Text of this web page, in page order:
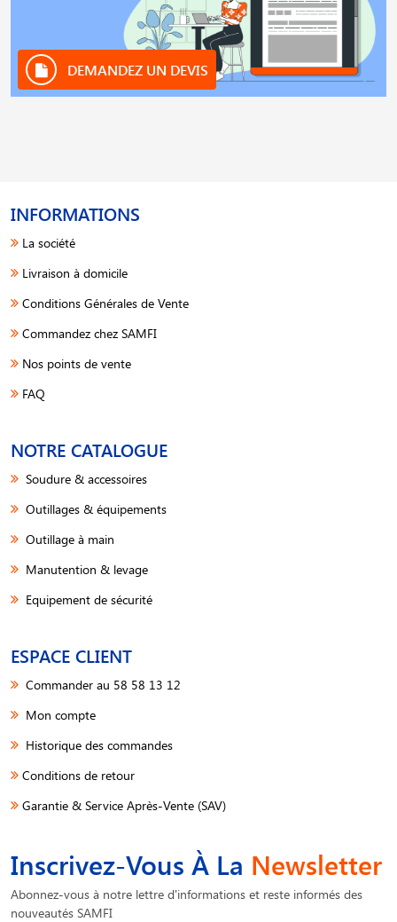
DEMANDEZ UN DEVIS
INFORMATIONS
La société
Livraison à domicile
Conditions Générales de Vente
Commandez chez SAMFI
Nos points de vente
FAQ
NOTRE CATALOGUE
Soudure & accessoires
Outillages & équipements
Outillage à main
Manutention & levage
Equipement de sécurité
ESPACE CLIENT
Commander au 58 58 13 12
Mon compte
Historique des commandes
Conditions de retour
Garantie & Service Après-Vente (SAV)
Inscrivez-Vous À La Newsletter
Abonnez-vous à notre lettre d'informations et reste informés des
nouveautés SAMFI